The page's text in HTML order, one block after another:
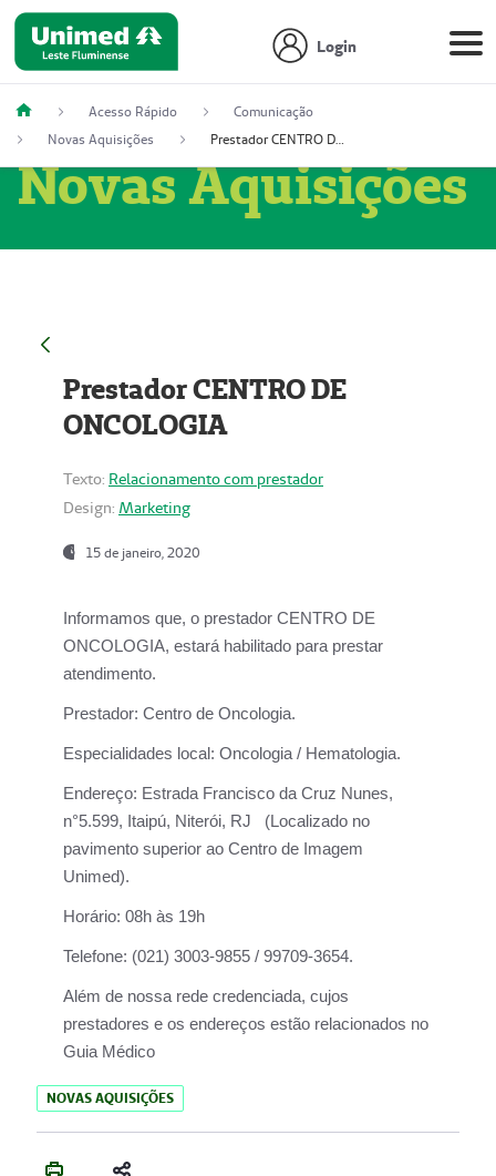
Login
Acesso Rápido
Comunicação
Novas Aquisições
Prestador CENTRO DE ONCOLOGIA
Novas Aquisições
Prestador CENTRO DE
ONCOLOGIA
Texto: Relacionamento com prestador
Design: Marketing
15 de janeiro, 2020
Informamos que, o prestador CENTRO DE
ONCOLOGIA, estará habilitado para prestar
atendimento.
Prestador: Centro de Oncologia.
Especialidades local: Oncologia / Hematologia.
Endereço: Estrada Francisco da Cruz Nunes,
n°5.599, Itaipú, Niterói, RJ (Localizado no
pavimento superior ao Centro de Imagem
Unimed).
Horário: 08h às 19h
Telefone: (021) 3003-9855 / 99709-3654.
Além de nossa rede credenciada, cujos
prestadores e os endereços estão relacionados no
Guia Médico
NOVAS AQUISIÇÕES